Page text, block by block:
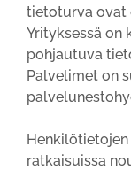
tietoturva ovat
Yrityksessä on
pohjautuva
Palvelimet on
ratkaisuissa